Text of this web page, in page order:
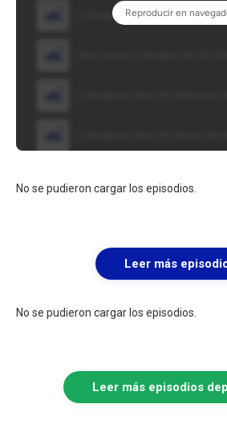
No se pudieron cargar los episodios.
Leer más
No se pudieron cargar los episodios.
Leer más episodios